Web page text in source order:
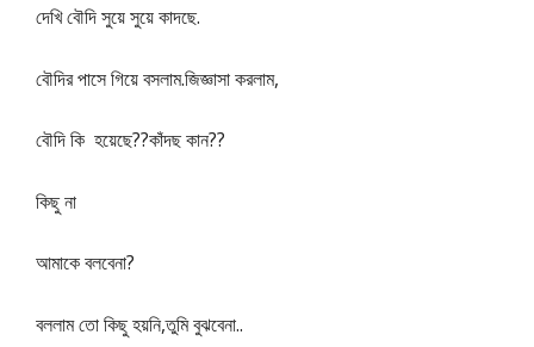
দেখি বৌদি সুয়ে সুয়ে কাদছে.
বৌদির পাসে গিয়ে বসলাম.জিজ্ঞাসা করলাম,
বৌদি কি হয়েছে??কাঁদছ কান??
কিছু না
আমাকে বলবেনা?
বললাম তো কিছু হয়নি,তুমি বুঝবেনা..